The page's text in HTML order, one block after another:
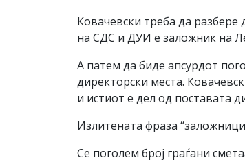
Ковачевски треба да разбере
на СДС и ДУИ е заложник на
А патем да биде апсурдот
директорски места.
и истиот е дел од поставата
Излитената фраза
Се поголем број граѓани